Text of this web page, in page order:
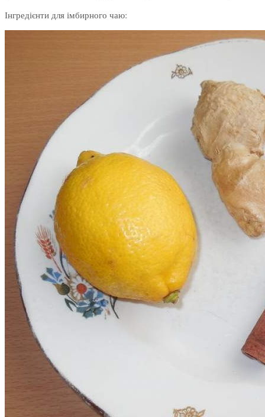
Інгредієнти для імбирного чаю: